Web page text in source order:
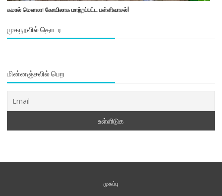
கமால் மௌலா: கோயிலாக மாற்றப்பட்ட பள்ளிவாசல்!
முகநூலில் தொடர
மின்னஞ்சலில் பெற
முகப்பு